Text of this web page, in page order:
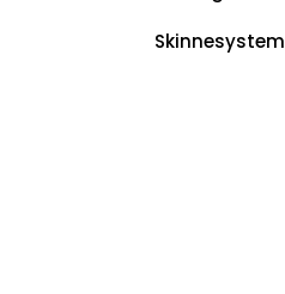
Skinnesystem